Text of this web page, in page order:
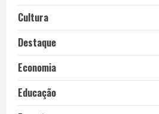
Cultura
Destaque
Economia
Educação